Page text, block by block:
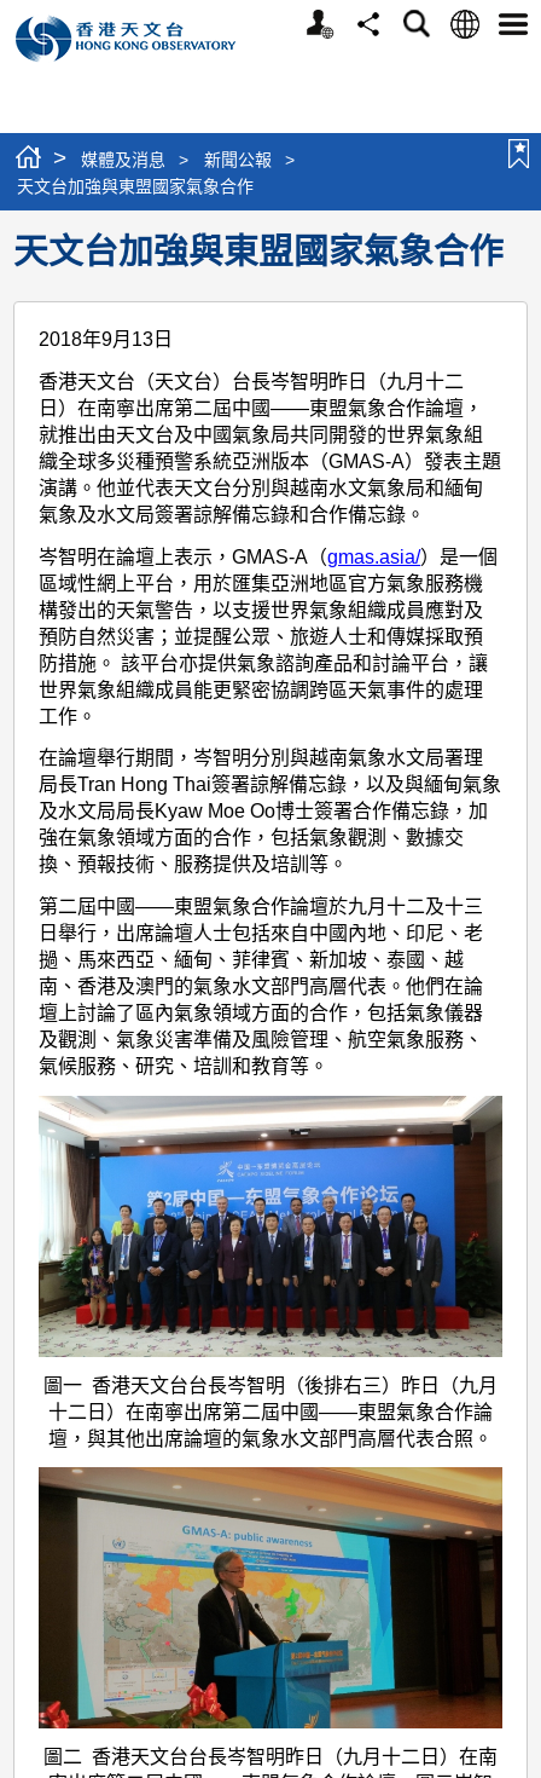
個
分
搜
語
選
> 媒體及消息 > 新聞公報
>
天文台加強與東盟國家氣象合作
天文台加強與東盟國家氣象合作
2018年9月13日
香港天文台（天文台）台長岑智明昨日（九月十二
日）在南寧出席第二屆中國——東盟氣象合作論壇，
就推出由天文台及中國氣象局共同開發的世界氣象組
織全球多災種預警系統亞洲版本（GMAS-A）發表主題
演講。他並代表天文台分別與越南水文氣象局和緬甸
氣象及水文局簽署諒解備忘錄和合作備忘錄。
岑智明在論壇上表示，GMAS-A（gmas.asia/）是一個
區域性網上平台，用於匯集亞洲地區官方氣象服務機
構發出的天氣警告，以支援世界氣象組織成員應對及
預防自然災害；並提醒公眾、旅遊人士和傳媒採取預
防措施。 該平台亦提供氣象諮詢產品和討論平台，讓
世界氣象組織成員能更緊密協調跨區天氣事件的處理
工作。
在論壇舉行期間，岑智明分別與越南氣象水文局署理
局長Tran Hong Thai簽署諒解備忘錄，以及與緬甸氣象
及水文局局長Kyaw Moe Oo博士簽署合作備忘錄，加
強在氣象領域方面的合作，包括氣象觀測、數據交
換、預報技術、服務提供及培訓等。
第二屆中國——東盟氣象合作論壇於九月十二及十三
日舉行，出席論壇人士包括來自中國內地、印尼、老
撾、馬來西亞、緬甸、菲律賓、新加坡、泰國、越
南、香港及澳門的氣象水文部門高層代表。他們在論
壇上討論了區內氣象領域方面的合作，包括氣象儀器
及觀測、氣象災害準備及風險管理、航空氣象服務、
氣候服務、研究、培訓和教育等。
圖一 香港天文台台長岑智明（後排右三）昨日（九月
十二日）在南寧出席第二屆中國——東盟氣象合作論
壇，與其他出席論壇的氣象水文部門高層代表合照。
圖二 香港天文台台長岑智明昨日（九月十二日）在南